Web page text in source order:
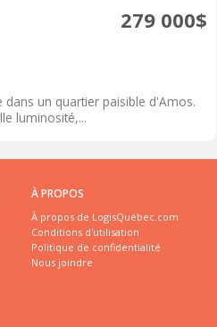
279 000$
un quartier paisible d'Amos.
luminosité,...
À PROPOS
À propos de LogisQuébec.com
Conditions d'utilisation
Politique de confidentialité
Nous joindre